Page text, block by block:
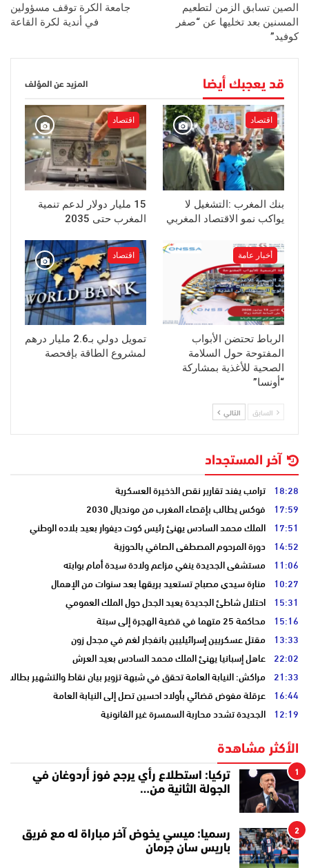
الصين تسابق الزمن لتطعيم
المسنين بعد تخليها عن “صفر
كوفيد”
جامعة الكرة توقف مسؤولين
في أندية لكرة القاعة
قد يعجبك أيضا المزيد عن المؤلف
اقتصاد
بنك المغرب :التشغيل لا
يواكب نمو الاقتصاد المغربي
اقتصاد
15 مليار دولار لدعم تنمية
المغرب حتى 2035
أخبار عامة
الرباط تحتضن الأبواب
المفتوحة حول السلامة
الصحية للأغذية بمشاركة
“أونسا”
اقتصاد
تمويل دولي بـ2.6 مليار درهم
لمشروع الطاقة بإفحصة
السابق التالي
آخر المستجداد
18:28 ترامب يفند تقارير نقص الذخيرة العسكرية
17:59 فوكس يطالب بإقصاء المغرب من مونديال 2030
17:51 الملك محمد السادس يهنئ رئيس كوت ديفوار بعيد بلاده الوطني
14:52 دورة المرحوم المصطفى الصافي بالحوزية
11:06 مستشفى الجديدة ينفي مزاعم ولادة سيدة أمام بوابته
10:27 منارة سيدي مصباح تستعيد بريقها بعد سنوات من الإهمال
15:31 احتلال شاطئ الجديدة يعيد الجدل حول الملك العمومي
15:16 محاكمة 25 متهما في قضية الهجرة إلى سبتة
13:33 مقتل عسكريين إسرائيليين بانفجار لغم في مجدل زون
22:02 عاهل إسبانيا يهنئ الملك محمد السادس بعيد العرش
21:33 مراكش: النيابة العامة تحقق في شبهة تزوير بيان نقاط والتشهير بطالب
16:44 عرقلة مفوض قضائي بأولاد احسين تصل إلى النيابة العامة
12:19 الجديدة تشدد محاربة السمسرة غير القانونية
الأكثر مشاهدة
1
تركيا: استطلاع رأي يرجح فوز أردوغان في
الجولة الثانية من…
2
رسميا: ميسي يخوض آخر مباراة له مع فريق
باريس سان جرمان